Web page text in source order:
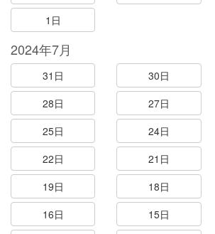
1日
2024年7月
31日 30日
28日
27日
25日
24日
22日
21日
19日
18日
16日
15日